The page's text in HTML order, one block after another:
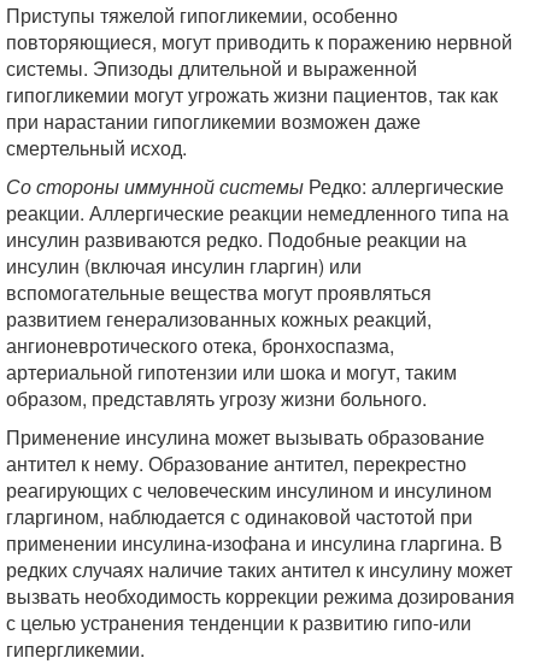
Приступы тяжелой гипогликемии, особенно
повторяющиеся, могут приводить к поражению нервной
системы. Эпизоды длительной и выраженной
гипогликемии могут угрожать жизни пациентов, так как
при нарастании гипогликемии возможен даже
смертельный исход.
Со стороны иммунной системы Редко: аллергические
реакции. Аллергические реакции немедленного типа на
инсулин развиваются редко. Подобные реакции на
инсулин (включая инсулин гларгин) или
вспомогательные вещества могут проявляться
развитием генерализованных кожных реакций,
ангионевротического отека, бронхоспазма,
артериальной гипотензии или шока и могут, таким
образом, представлять угрозу жизни больного.
Применение инсулина может вызывать образование
антител к нему. Образование антител, перекрестно
реагирующих с человеческим инсулином и инсулином
гларгином, наблюдается с одинаковой частотой при
применении инсулина-изофана и инсулина гларгина. В
редких случаях наличие таких антител к инсулину может
вызвать необходимость коррекции режима дозирования
с целью устранения тенденции к развитию гипо-или
гипергликемии.